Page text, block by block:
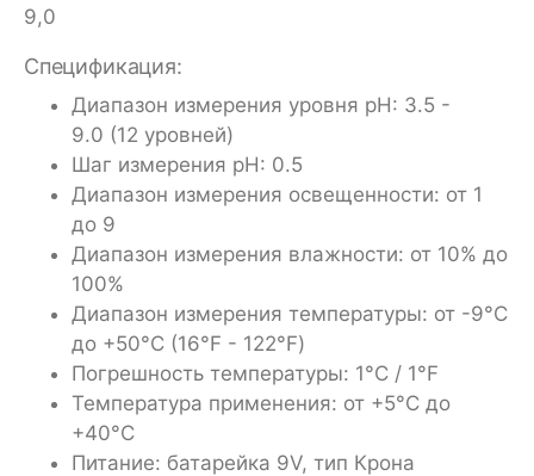
9,0
Спецификация:
Диапазон измерения уровня pH: 3.5 -
9.0 (12 уровней)
Шаг измерения pH: 0.5
Диапазон измерения освещенности: от 1
до 9
Диапазон измерения влажности: от 10% до
100%
Диапазон измерения температуры: от -9°С
до +50°С (16°F - 122°F)
Погрешность температуры: 1°С / 1°F
Температура применения: от +5°С до
+40°С
Питание: батарейка 9V, тип Крона